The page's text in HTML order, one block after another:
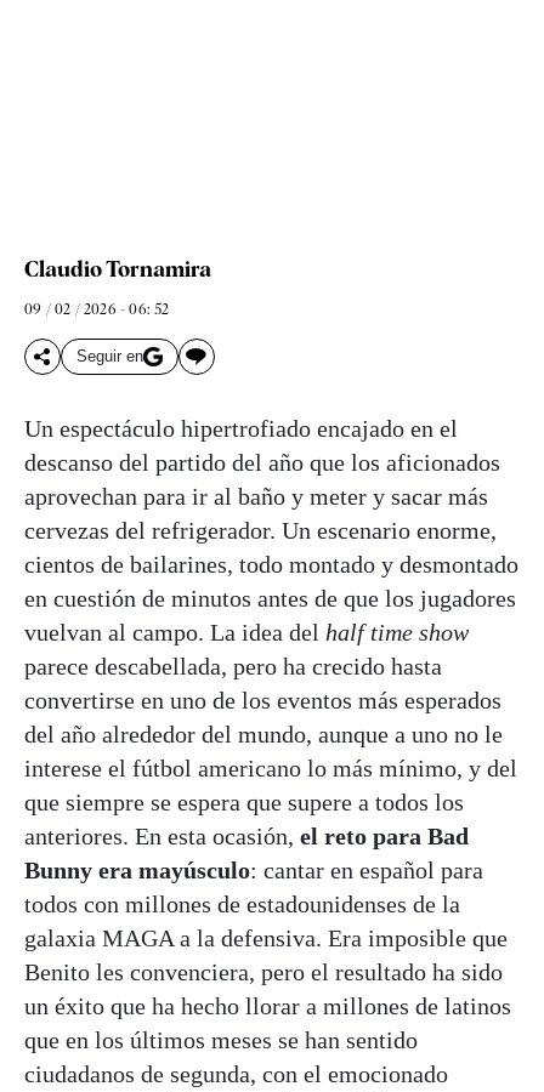
Claudio Tornamira
09 / 02 / 2026 - 06: 52
Seguir en
Un espectáculo hipertrofiado encajado en el
descanso del partido del año que los aficionados
aprovechan para ir al baño y meter y sacar más
cervezas del refrigerador. Un escenario enorme,
cientos de bailarines, todo montado y desmontado
en cuestión de minutos antes de que los jugadores
vuelvan al campo. La idea del half time show
parece descabellada, pero ha crecido hasta
convertirse en uno de los eventos más esperados
del año alrededor del mundo, aunque a uno no le
interese el fútbol americano lo más mínimo, y del
que siempre se espera que supere a todos los
anteriores. En esta ocasión, el reto para Bad
Bunny era mayúsculo: cantar en español para
todos con millones de estadounidenses de la
galaxia MAGA a la defensiva. Era imposible que
Benito les convenciera, pero el resultado ha sido
un éxito que ha hecho llorar a millones de latinos
que en los últimos meses se han sentido
ciudadanos de segunda, con el emocionado